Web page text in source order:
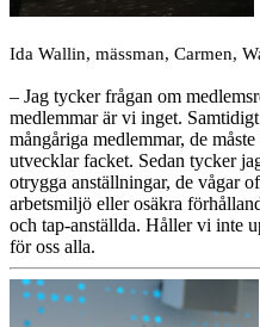
Ida Wallin, mässman, Carmen,
– Jag tycker frågan om
medlemmar är vi inget.
mångåriga medlemmar, de
utvecklar facket. Sedan tycker
otrygga anställningar, de vågar
arbetsmiljö eller osäkra
och tap-anställda. Håller vi inte
för oss alla.